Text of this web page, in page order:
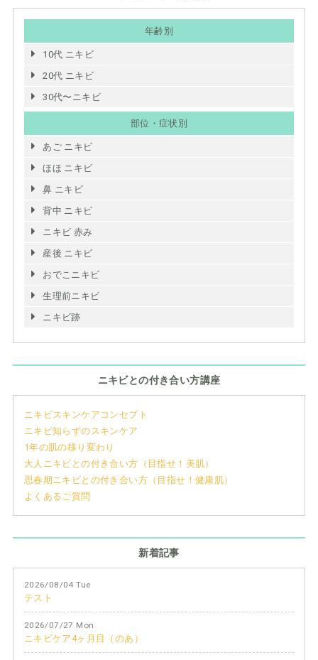
年齢別
10代 ニキビ
20代 ニキビ
30代〜ニキビ
部位・症状別
あご ニキビ
ほほ ニキビ
鼻 ニキビ
背中 ニキビ
ニキビ 赤み
産後 ニキビ
おでこニキビ
生理前ニキビ
ニキビ跡
ニキビとの付き合い方講座
ニキビスキンケアコンセプト
ニキビ知らずのスキンケア
1年の肌の移り変わり
大人ニキビとの付き合い方（目指せ！美肌）
思春期ニキビとの付き合い方（目指せ！健康肌）
よくあるご質問
新着記事
2026/08/04 Tue
テスト
2026/07/27 Mon
ニキビケア4ヶ月目（のあ）